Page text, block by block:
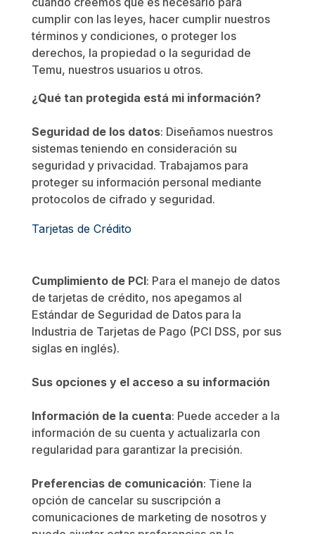
cumplir con las leyes, hacer cumplir nuestros
términos y condiciones, o proteger los
derechos, la propiedad o la seguridad de
Temu, nuestros usuarios u otros.
¿Qué tan protegida está mi información?
Seguridad de los datos: Diseñamos nuestros
sistemas teniendo en consideración su
seguridad y privacidad. Trabajamos para
proteger su información personal mediante
protocolos de cifrado y seguridad.
Tarjetas de Crédito
Cumplimiento de PCI: Para el manejo de datos
de tarjetas de crédito, nos apegamos al
Estándar de Seguridad de Datos para la
Industria de Tarjetas de Pago (PCI DSS, por sus
siglas en inglés).
Sus opciones y el acceso a su información
Información de la cuenta: Puede acceder a la
información de su cuenta y actualizarla con
regularidad para garantizar la precisión.
Preferencias de comunicación: Tiene la
opción de cancelar su suscripción a
comunicaciones de marketing de nosotros y